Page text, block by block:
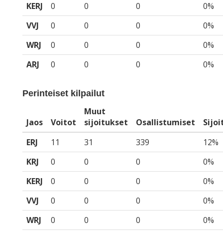
KERJ
0 0 0
0%
VVJ
0 0 0
0%
WRJ
0 0 0
0%
ARJ
0 0 0 0%
Perinteiset kilpailut
Jaos Voitot
Muut
sijoitukset
Osallistumiset
ERJ
11 31 339
12%
KRJ
0 0 0
0%
KERJ
0 0 0
0%
VVJ
0 0 0
0%
WRJ
0 0 0 0%